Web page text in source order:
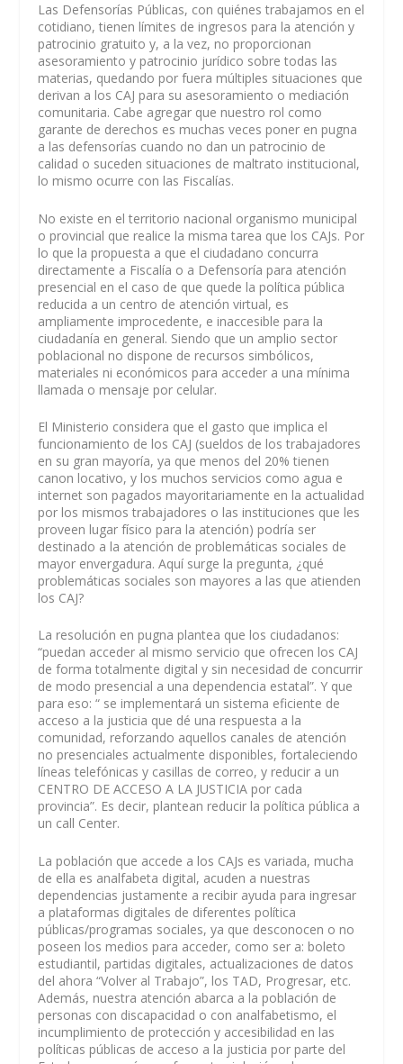
Las Defensorías Públicas, con quiénes trabajamos en el
cotidiano, tienen límites de ingresos para la atención y
patrocinio gratuito y, a la vez, no proporcionan
asesoramiento y patrocinio jurídico sobre todas las
materias, quedando por fuera múltiples situaciones que
derivan a los CAJ para su asesoramiento o mediación
comunitaria. Cabe agregar que nuestro rol como
garante de derechos es muchas veces poner en pugna
a las defensorías cuando no dan un patrocinio de
calidad o suceden situaciones de maltrato institucional,
lo mismo ocurre con las Fiscalías.
No existe en el territorio nacional organismo municipal
o provincial que realice la misma tarea que los CAJs. Por
lo que la propuesta a que el ciudadano concurra
directamente a Fiscalía o a Defensoría para atención
presencial en el caso de que quede la política pública
reducida a un centro de atención virtual, es
ampliamente improcedente, e inaccesible para la
ciudadanía en general. Siendo que un amplio sector
poblacional no dispone de recursos simbólicos,
materiales ni económicos para acceder a una mínima
llamada o mensaje por celular.
El Ministerio considera que el gasto que implica el
funcionamiento de los CAJ (sueldos de los trabajadores
en su gran mayoría, ya que menos del 20% tienen
canon locativo, y los muchos servicios como agua e
internet son pagados mayoritariamente en la actualidad
por los mismos trabajadores o las instituciones que les
proveen lugar físico para la atención) podría ser
destinado a la atención de problemáticas sociales de
mayor envergadura. Aquí surge la pregunta, ¿qué
problemáticas sociales son mayores a las que atienden
los CAJ?
La resolución en pugna plantea que los ciudadanos:
“puedan acceder al mismo servicio que ofrecen los CAJ
de forma totalmente digital y sin necesidad de concurrir
de modo presencial a una dependencia estatal”. Y que
para eso: “ se implementará un sistema eficiente de
acceso a la justicia que dé una respuesta a la
comunidad, reforzando aquellos canales de atención
no presenciales actualmente disponibles, fortaleciendo
líneas telefónicas y casillas de correo, y reducir a un
CENTRO DE ACCESO A LA JUSTICIA por cada
provincia”. Es decir, plantean reducir la política pública a
un call Center.
La población que accede a los CAJs es variada, mucha
de ella es analfabeta digital, acuden a nuestras
dependencias justamente a recibir ayuda para ingresar
a plataformas digitales de diferentes política
públicas/programas sociales, ya que desconocen o no
poseen los medios para acceder, como ser a: boleto
estudiantil, partidas digitales, actualizaciones de datos
del ahora “Volver al Trabajo”, los TAD, Progresar, etc.
Además, nuestra atención abarca a la población de
personas con discapacidad o con analfabetismo, el
incumplimiento de protección y accesibilidad en las
políticas públicas de acceso a la justicia por parte del